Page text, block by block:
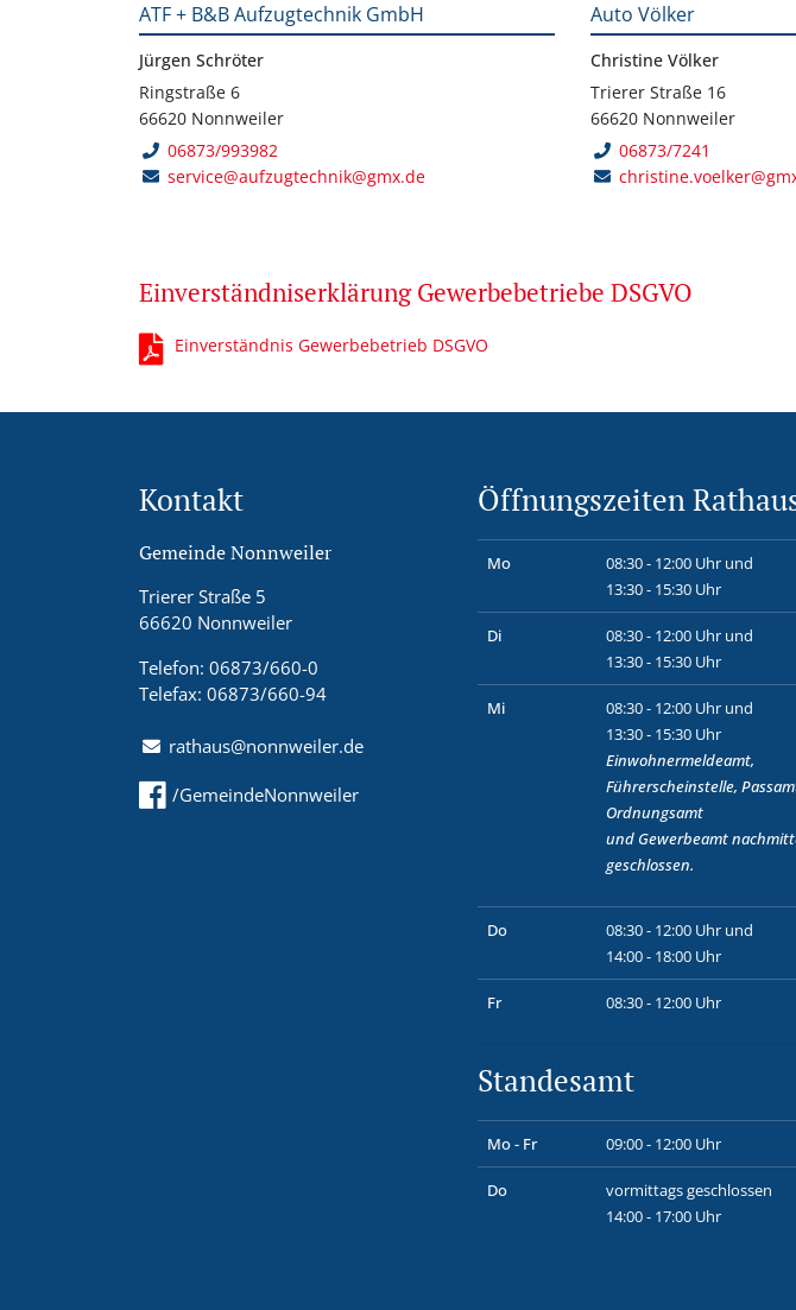
ATF + B&B Aufzugtechnik GmbH
Jürgen Schröter
Ringstraße 6
66620 Nonnweiler
06873/993982
service@aufzugtechnik@gmx.de
Auto Völker
Christine Völker
Trierer Straße 16
66620 Nonnweiler
06873/7241
Einverständniserklärung Gewerbebetriebe DSGVO
Einverständnis Gewerbebetrieb DSGVO
Kontakt
Gemeinde Nonnweiler
Trierer Straße 5
66620 Nonnweiler
Telefon: 06873/660-0
Telefax: 06873/660-94
rathaus@nonnweiler.de
/GemeindeNonnweiler
Öffnungszeiten
Mo
08:30 - 12:00 Uhr und
13:30 - 15:30 Uhr
Di
08:30 - 12:00 Uhr und
13:30 - 15:30 Uhr
Mi
08:30 - 12:00 Uhr und
13:30 - 15:30 Uhr
Einwohnermeldeamt,
Führerscheinstelle,
Ordnungsamt
und Gewerbeamt
geschlossen.
Do
08:30 - 12:00 Uhr und
14:00 - 18:00 Uhr
Fr 08:30 - 12:00 Uhr
Standesamt
Mo - Fr 09:00 - 12:00 Uhr
Do
vormittags geschlossen
14:00 - 17:00 Uhr